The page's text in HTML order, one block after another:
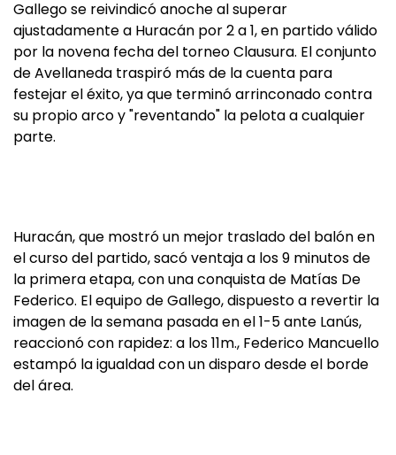
Gallego se reivindicó anoche al superar
ajustadamente a Huracán por 2 a 1, en partido válido
por la novena fecha del torneo Clausura. El conjunto
de Avellaneda traspiró más de la cuenta para
festejar el éxito, ya que terminó arrinconado contra
su propio arco y "reventando" la pelota a cualquier
parte.
Huracán, que mostró un mejor traslado del balón en
el curso del partido, sacó ventaja a los 9 minutos de
la primera etapa, con una conquista de Matías De
Federico. El equipo de Gallego, dispuesto a revertir la
imagen de la semana pasada en el 1-5 ante Lanús,
reaccionó con rapidez: a los 11m., Federico Mancuello
estampó la igualdad con un disparo desde el borde
del área.